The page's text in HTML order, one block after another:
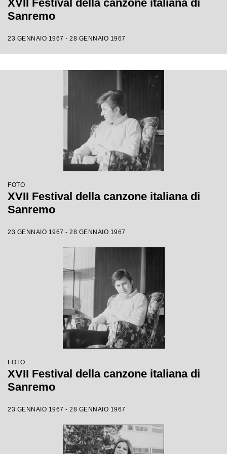
XVII Festival della canzone italiana di
Sanremo
23 GENNAIO 1967 - 28 GENNAIO 1967
FOTO
XVII Festival della canzone italiana di
Sanremo
23 GENNAIO 1967 - 28 GENNAIO 1967
FOTO
XVII Festival della canzone italiana di
Sanremo
23 GENNAIO 1967 - 28 GENNAIO 1967